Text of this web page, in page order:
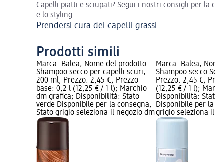
Capelli piatti e sciupati? Segui i nostri consigli per la
e lo styling
Prendersi cura dei capelli grassi
Prodotti simili
Marca: Balea; Nome del prodotto:
Shampoo secco per capelli scuri,
200 ml; Prezzo: 2,45 €; Prezzo
base: 0,2 l (12,25 € / 1 l); Marchio
dm grafica; Disponibilità: Stato
verde Disponibile per la consegna,
Stato grigio seleziona il negozio dm
Marca: Balea;
Shampoo secco
Prezzo: 2,45 €;
(12,25 € / 1 l);
Disponibilità:
Disponibile per
grigio seleziona